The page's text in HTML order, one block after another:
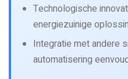
Technologische
energiezuinige
Integratie met andere
automatisering